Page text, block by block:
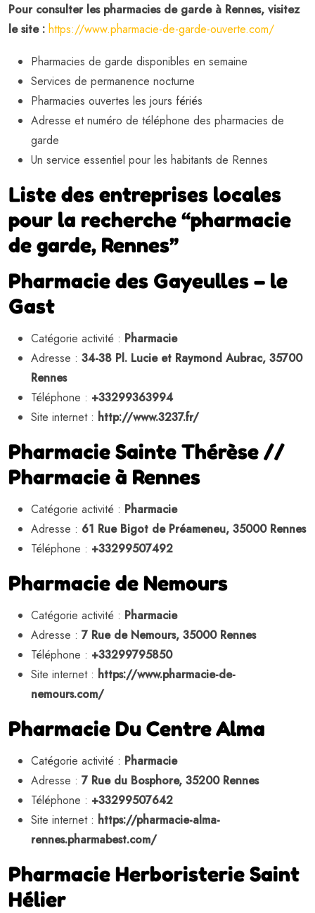
Pour consulter les pharmacies de garde à Rennes, visitez
le site : https://www.pharmacie-de-garde-ouverte.com/
Pharmacies de garde disponibles en semaine
Services de permanence nocturne
Pharmacies ouvertes les jours fériés
Adresse et numéro de téléphone des pharmacies de
garde
Un service essentiel pour les habitants de Rennes
Liste des entreprises locales
pour la recherche “pharmacie
de garde, Rennes”
Pharmacie des Gayeulles – le
Gast
Catégorie activité : Pharmacie
Adresse : 34-38 Pl. Lucie et Raymond Aubrac, 35700
Rennes
Téléphone : +33299363994
Site internet : http://www.3237.fr/
Pharmacie Sainte Thérèse //
Pharmacie à Rennes
Catégorie activité : Pharmacie
Adresse : 61 Rue Bigot de Préameneu, 35000 Rennes
Téléphone : +33299507492
Pharmacie de Nemours
Catégorie activité : Pharmacie
Adresse : 7 Rue de Nemours, 35000 Rennes
Téléphone : +33299795850
Site internet : https://www.pharmacie-de-
nemours.com/
Pharmacie Du Centre Alma
Catégorie activité : Pharmacie
Adresse : 7 Rue du Bosphore, 35200 Rennes
Téléphone : +33299507642
Site internet : https://pharmacie-alma-
rennes.pharmabest.com/
Pharmacie Herboristerie Saint
Hélier